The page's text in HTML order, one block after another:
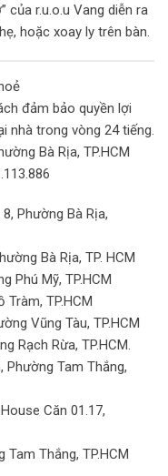
của r.u.o.u Vang diễn ra
hoặc xoay ly trên bàn.
đảm bảo quyền lợi
nhà trong vòng 24 tiếng.
Bà Rịa, TP.HCM
Phường Bà Rịa,
Bà Rịa, TP. HCM
Phú Mỹ, TP.HCM
TP.HCM
Vũng Tàu, TP.HCM
Rạch Rừa, TP.HCM.
Phường Tam Thắng,
Căn 01.17,
Tam Thắng, TP.HCM